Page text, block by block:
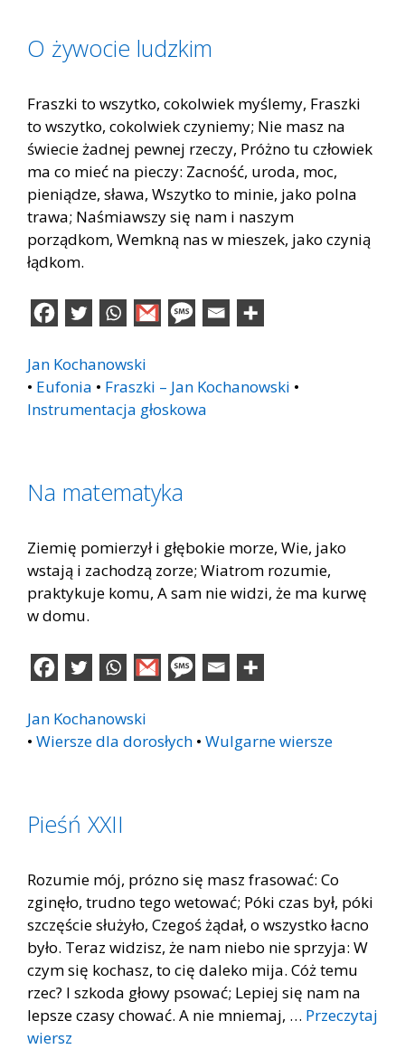
O żywocie ludzkim
Fraszki to wszytko, cokolwiek myślemy, Fraszki
to wszytko, cokolwiek czyniemy; Nie masz na
świecie żadnej pewnej rzeczy, Próżno tu człowiek
ma co mieć na pieczy: Zacność, uroda, moc,
pieniądze, sława, Wszytko to minie, jako polna
trawa; Naśmiawszy się nam i naszym
porządkom, Wemkną nas w mieszek, jako czynią
łądkom.
Jan Kochanowski
• Eufonia • Fraszki – Jan Kochanowski •
Instrumentacja głoskowa
Na matematyka
Ziemię pomierzył i głębokie morze, Wie, jako
wstają i zachodzą zorze; Wiatrom rozumie,
praktykuje komu, A sam nie widzi, że ma kurwę
w domu.
Jan Kochanowski
• Wiersze dla dorosłych • Wulgarne wiersze
Pieśń XXII
Rozumie mój, prózno się masz frasować: Co
zginęło, trudno tego wetować; Póki czas był, póki
szczęście służyło, Czegoś żądał, o wszystko łacno
było. Teraz widzisz, że nam niebo nie sprzyja: W
czym się kochasz, to cię daleko mija. Cóż temu
rzec? I szkoda głowy psować; Lepiej się nam na
lepsze czasy chować. A nie mniemaj, … Przeczytaj
wiersz